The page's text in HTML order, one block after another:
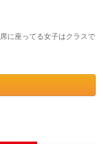
に座ってる女子はクラスで